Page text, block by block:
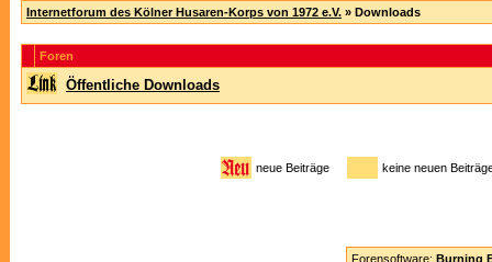
Internetforum des Kölner Husaren-Korps von 1972 e.V. » Downloads
Foren
Öffentliche Downloads
neue Beiträge keine neuen
Forensoftware: Burning